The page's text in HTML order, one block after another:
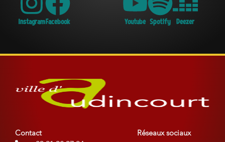
InstagramFacebook Youtube Spotify Deezer
Contact Réseaux sociaux